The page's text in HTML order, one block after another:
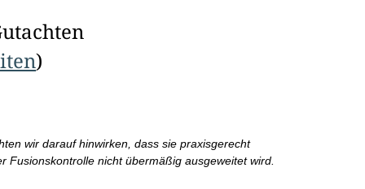
)
wir darauf hinwirken, dass sie praxisgerecht
Fusionskontrolle nicht übermäßig ausgeweitet wird.